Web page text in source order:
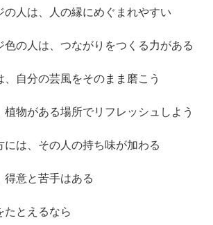
の人は、人の縁にめぐまれやすい
色の人は、つながりをつくる力がある
自分の芸風をそのまま磨こう
植物がある場所でリフレッシュしよう
には、その人の持ち味が加わる
得意と苦手はある
たとえるなら